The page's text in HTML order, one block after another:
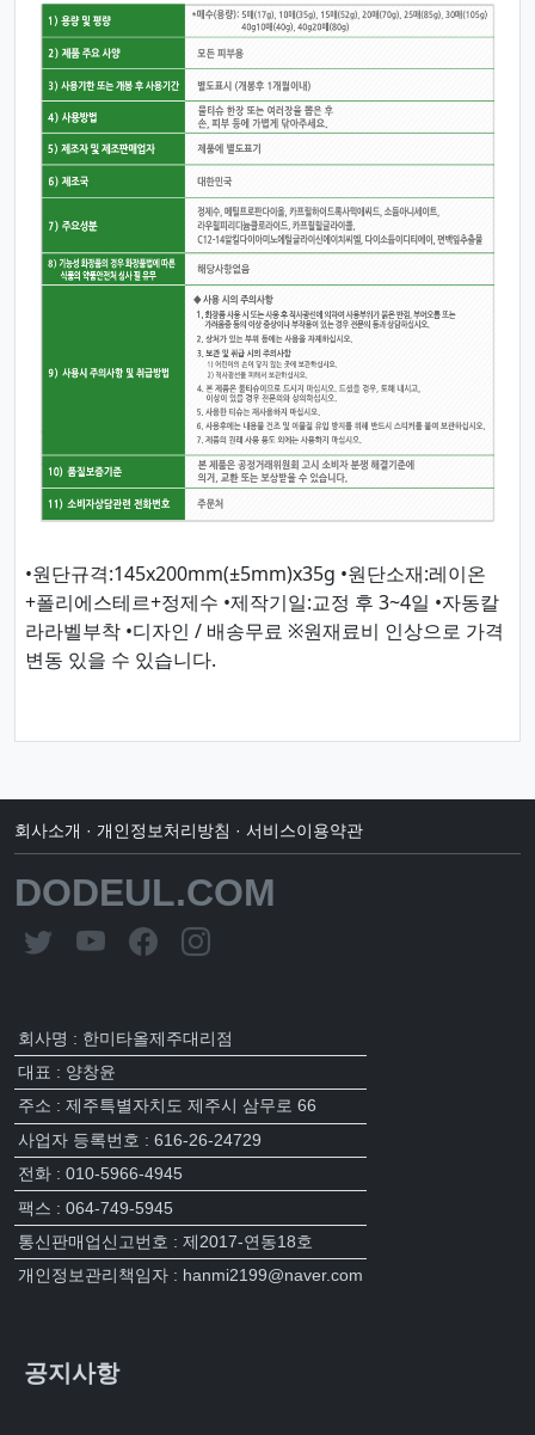
•원단규격:145x200mm(±5mm)x35g •원단소재:레이온
+폴리에스테르+정제수 •제작기일:교정 후 3~4일 •자동칼
라라벨부착 •디자인 / 배송무료 ※원재료비 인상으로 가격
변동 있을 수 있습니다.
회사소개 · 개인정보처리방침 · 서비스이용약관
DODEUL.COM
회사명 : 한미타올제주대리점
대표 : 양창윤
주소 : 제주특별자치도 제주시 삼무로 66
사업자 등록번호 : 616-26-24729
전화 : 010-5966-4945
팩스 : 064-749-5945
통신판매업신고번호 : 제2017-연동18호
개인정보관리책임자 : hanmi2199@naver.com
공지사항